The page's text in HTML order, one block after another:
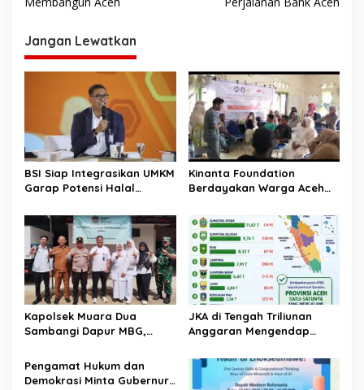
v
i
g
a
p
o
s
Jangan Lewatkan
BSI Siap Integrasikan UMKM
Garap Potensi Halal
Kinanta Foundation
Berdayakan Warga Aceh
Psikososial
Kapolsek Muara Dua
Sambangi Dapur MBG,
Bergizi Gratis Berjalan
Sesuai SOP
JKA di Tengah Triliunan
Anggaran Mengendap
dan kualitas belanja publik
pemerintah Aceh
‎Pengamat Hukum dan
Demokrasi Minta Gubernur